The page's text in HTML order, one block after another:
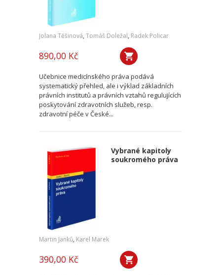
Jolana Těšinová, Tomáš Doležal, Radek Policar
890,00 Kč
Učebnice medicínského práva podává
systematický přehled, ale i výklad základních
právních institutů a právních vztahů regulujících
poskytování zdravotních služeb, resp.
zdravotní péče v České...
Vybrané kapitoly
soukromého práva
Martin Janků, Karel Marek
390,00 Kč